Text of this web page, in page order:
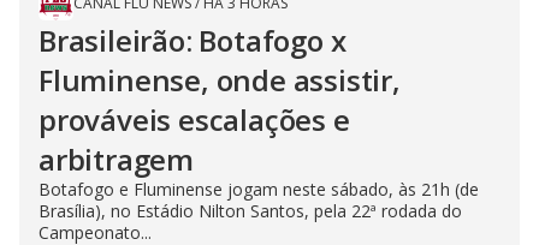
Brasileirão: Botafogo x
Fluminense, onde assistir,
prováveis escalações e
arbitragem
Botafogo e Fluminense jogam neste sábado, às 21h (de
Brasília), no Estádio Nilton Santos, pela 22ª rodada do
Campeonato...